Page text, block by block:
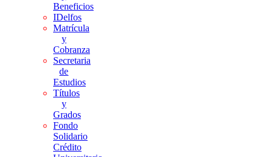
Beneficios
IDelfos
Matrícula
y
Cobranza
Secretaria
de
Estudios
Títulos
y
Grados
Fondo
Solidario
Crédito